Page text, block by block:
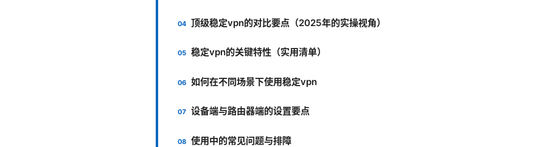
顶级稳定vpn的对比要点（2025年的实操视角）
稳定vpn的关键特性（实用清单）
如何在不同场景下使用稳定vpn
设备端与路由器端的设置要点
使用中的常见问题与排障